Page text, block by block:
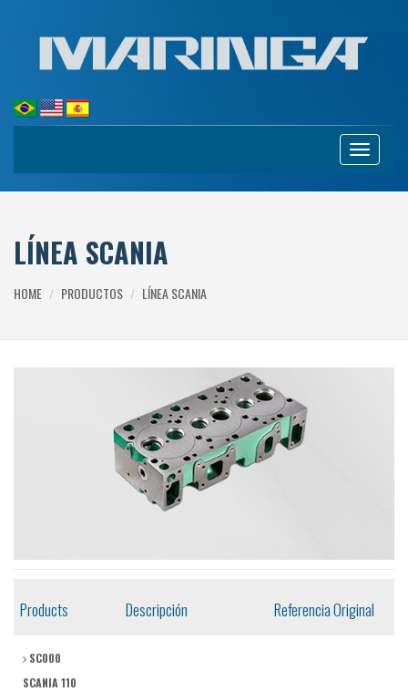
Toggle
navigation
LÍNEA SCANIA
HOME PRODUCTOS LÍNEA SCANIA
Products Descripción Referencia Original
SC000
SCANIA 110